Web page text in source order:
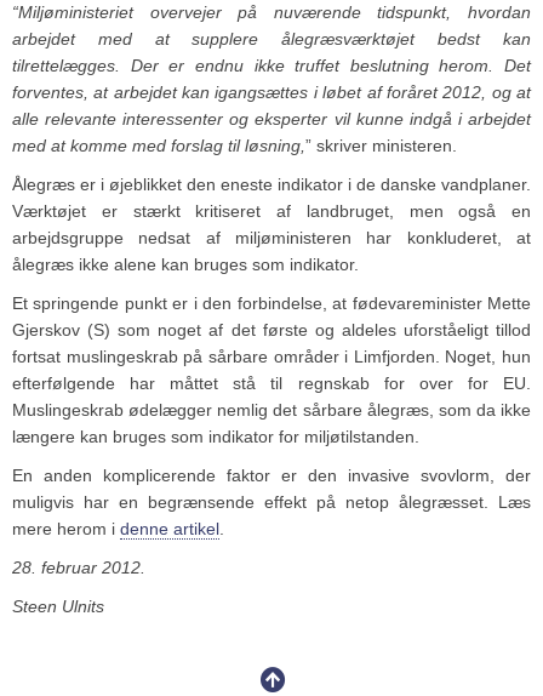
“Miljøministeriet overvejer på nuværende tidspunkt, hvordan
arbejdet med at supplere ålegræsværktøjet bedst kan
tilrettelægges. Der er endnu ikke truffet beslutning herom. Det
forventes, at arbejdet kan igangsættes i løbet af foråret 2012, og at
alle relevante interessenter og eksperter vil kunne indgå i arbejdet
med at komme med forslag til løsning, ” skriver ministeren.
Ålegræs er i øjeblikket den eneste indikator i de danske vandplaner.
Værktøjet er stærkt kritiseret af landbruget, men også en
arbejdsgruppe nedsat af miljøministeren har konkluderet, at
ålegræs ikke alene kan bruges som indikator.
Et springende punkt er i den forbindelse, at fødevareminister Mette
Gjerskov (S) som noget af det første og aldeles uforståeligt tillod
fortsat muslingeskrab på sårbare områder i Limfjorden. Noget, hun
efterfølgende har måttet stå til regnskab for over for EU.
Muslingeskrab ødelægger nemlig det sårbare ålegræs, som da ikke
længere kan bruges som indikator for miljøtilstanden.
En anden komplicerende faktor er den invasive svovlorm, der
muligvis har en begrænsende effekt på netop ålegræsset. Læs
mere herom i denne artikel
28. februar 2012.
Steen Ulnits